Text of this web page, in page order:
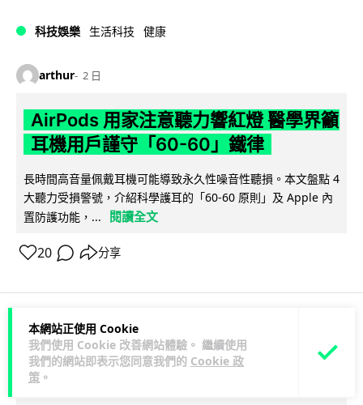
本網站正使用 Cookie
我們使用 Cookie 改善網站體驗。 繼續使用
我們的網站即表示您同意我們的 Cookie 政
策 。
科技娛樂 生活科技 健康
arthur 2 日
AirPods 用家注意聽力響紅燈 醫學界籲
耳機用戶謹守「60-60」鐵律
長時間高音量佩戴耳機可能導致永久性噪音性聽損。本文盤點 4
大聽力受損警號，介紹科學護耳的「60-60 原則」及 Apple 內
置防護功能，...
閱讀全文
20 分享
人工智能
arthur